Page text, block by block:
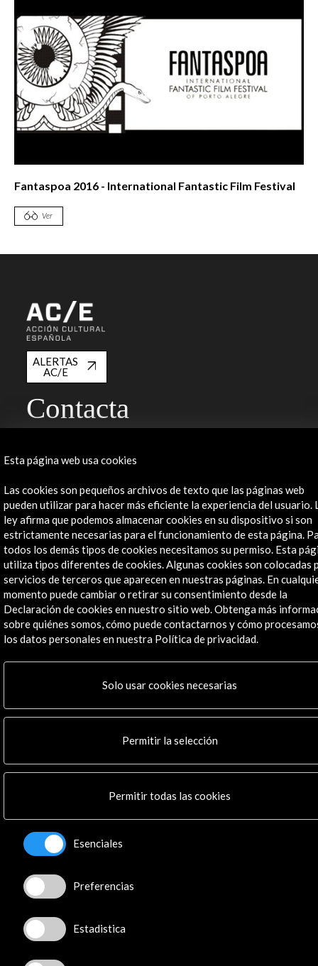
Fantaspoa 2016 - International Fantastic Film Festival
Ver
ALERTAS
AC/E
Contacta
info@accioncultural.es
+34 91 700 4000
José Abascal, 4 - 4º
28003 Madrid, España
Canales de contacto
Explora
Institucional
Actividades
Programa PICE
Residencias
Cultura en Red
Mapa Web
Logo y crédito a AC/E
Conecta
Instagram
LinkedIn
Youtube
Spotify
Flickr
TikTok
Esta página web usa cookies
Las cookies son pequeños archivos de texto que las páginas web
pueden utilizar para hacer más eficiente la experiencia del usuario.
ley afirma que podemos almacenar cookies en su dispositivo si son
estrictamente necesarias para el funcionamiento de esta página.
todos los demás tipos de cookies necesitamos su permiso. Esta
utiliza tipos diferentes de cookies. Algunas cookies son colocadas
servicios de terceros que aparecen en nuestras páginas. En
momento puede cambiar o retirar su consentimiento desde la
Declaración de cookies en nuestro sitio web. Obtenga más
sobre quiénes somos, cómo puede contactarnos y cómo
los datos personales en nuestra Política de privacidad.
Solo usar cookies necesarias
Permitir la selección
Permitir todas las cookies
Esenciales
Preferencias
Estadistica